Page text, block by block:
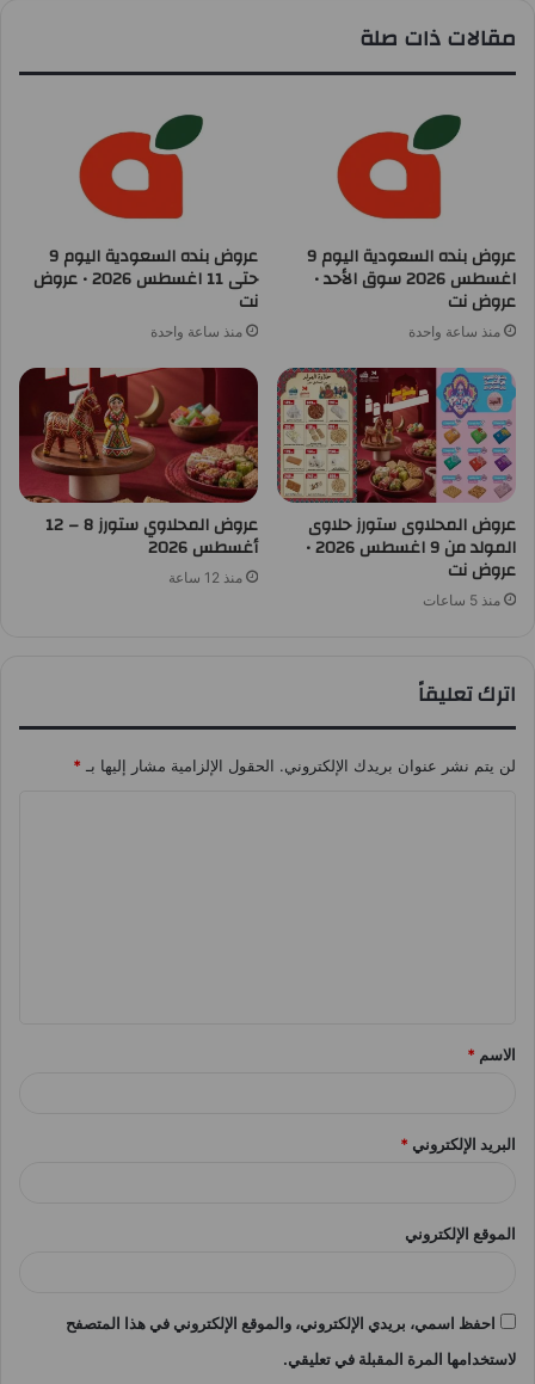
مقالات ذات صلة
عروض بنده السعودية اليوم 9
اغسطس 2026 سوق الأحد •
عروض نت
منذ ساعة واحدة
عروض بنده السعودية اليوم 9
حتى 11 اغسطس 2026 • عروض
نت
منذ ساعة واحدة
عروض المحلاوى ستورز حلاوى
المولد من 9 اغسطس 2026 •
عروض نت
منذ 5 ساعات
عروض المحلاوي ستورز 8 – 12
أغسطس 2026
منذ 12 ساعة
اترك تعليقاً
لن يتم نشر عنوان بريدك الإلكتروني. الحقول الإلزامية مشار إليها بـ *
*
الاسم *
البريد الإلكتروني *
الموقع الإلكتروني
احفظ اسمي، بريدي الإلكتروني، والموقع الإلكتروني في هذا المتصفح
لاستخدامها المرة المقبلة في تعليقي.